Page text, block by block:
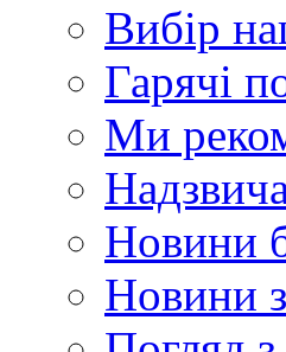
Вибір
Гарячі
Ми
Новини
Новини з